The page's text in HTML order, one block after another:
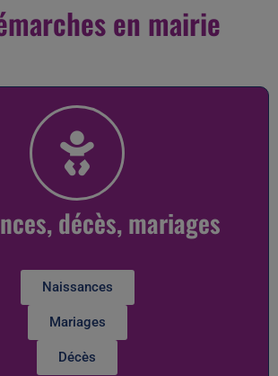
en mairie
décès, mariages
Naissances
Mariages
Décès